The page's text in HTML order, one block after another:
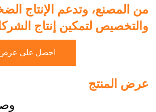
من المصنع، وتدعم الإنتاج
والتخصيص لتمكين إنتاج
احصل على
عرض المنتج